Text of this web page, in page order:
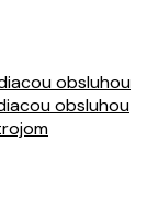
obsluhou
obsluhou